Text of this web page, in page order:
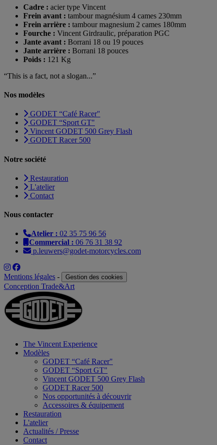
Cadre : acier type Vincent
Frein avant : tambour magnésium 4 cames 230mm
Frein arrière : tambour magnesium 2 cames 180mm
Fourche : Vincent Girdraulic, préparation PGC
Jante avant : Borrani 18 ou 19 pouces
Jante arrière : Borrani 18 pouces
Poids : 121 Kg
“This is a fact, not a slogan...”
Nos modèles
GODET “Café Racer"
GODET “Sport GT"
Vincent GODET 500 Grey Flash
GODET Racer 500
Notre société
Restauration
L'atelier
Contact
Nous contacter
Atelier : 02 35 75 96 56
Commercial : 06 76 31 38 92
p.leuwers@godet-motorcycles.com
Mentions légales - Gestion des cookies
Conception Trade&Art
The Vincent Experience
Modèles
GODET “Café Racer"
GODET “Sport GT"
Vincent GODET 500 Grey Flash
GODET Racer 500
Nos opportunités à découvrir
Accessoires & équipement
Restauration
L'atelier
Actualités / Presse
Contact